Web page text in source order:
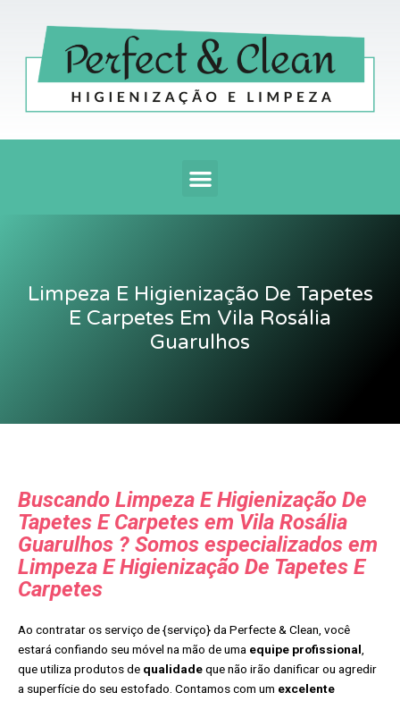
conteúdo
Menu
Limpeza E Higienização De Tapetes
E Carpetes Em Vila Rosália
Guarulhos
Buscando Limpeza E Higienização De
Tapetes E Carpetes em Vila Rosália
Guarulhos ? Somos especializados em
Limpeza E Higienização De Tapetes E
Carpetes
Ao contratar os serviço de {serviço} da Perfecte & Clean, você
estará confiando seu móvel na mão de uma equipe profissional
que utiliza produtos de qualidadeque não irão danificar ou agredir
a superfície do seu estofado. Contamos com um excelente